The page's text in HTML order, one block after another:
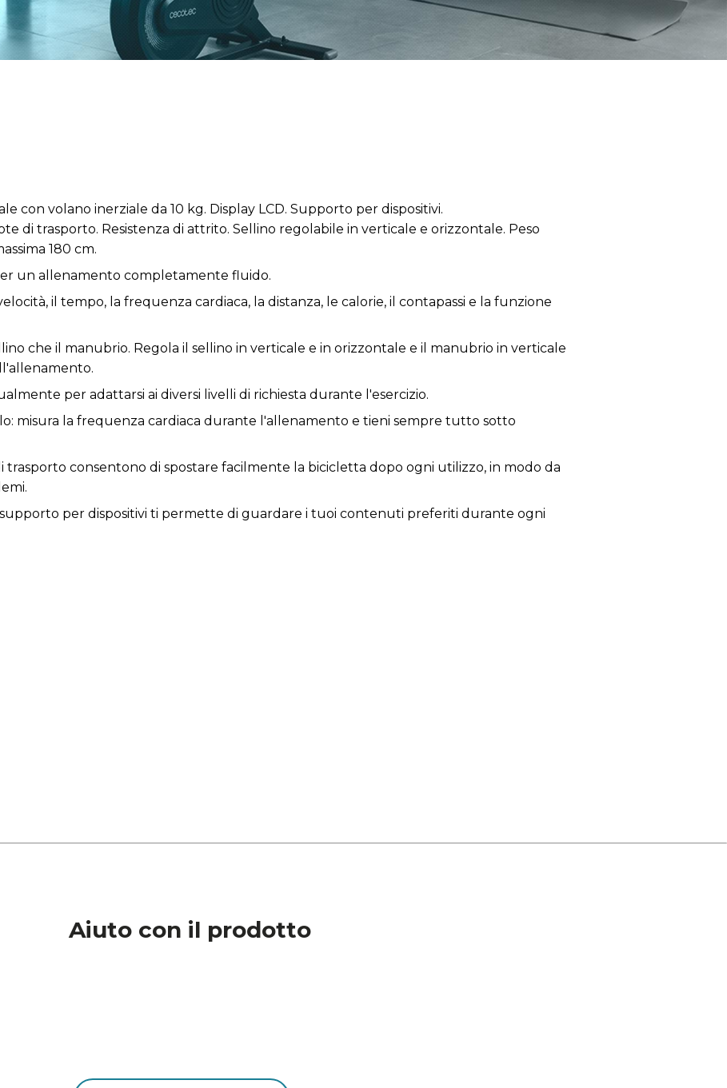
con volano inerziale da 10 kg. Display LCD. Supporto per dispositivi.
di trasporto. Resistenza di attrito. Sellino regolabile in verticale e orizzontale. Peso
180 cm.
un allenamento completamente fluido.
il tempo, la frequenza cardiaca, la distanza, le calorie, il contapassi e la funzione
che il manubrio. Regola il sellino in verticale e in orizzontale e il manubrio in verticale
per adattarsi ai diversi livelli di richiesta durante l'esercizio.
misura la frequenza cardiaca durante l'allenamento e tieni sempre tutto sotto
trasporto consentono di spostare facilmente la bicicletta dopo ogni utilizzo, in modo da
per dispositivi ti permette di guardare i tuoi contenuti preferiti durante ogni
di 120 kg e l'altezza massima consigliata è di 180 cm.
Aiuto con il prodotto